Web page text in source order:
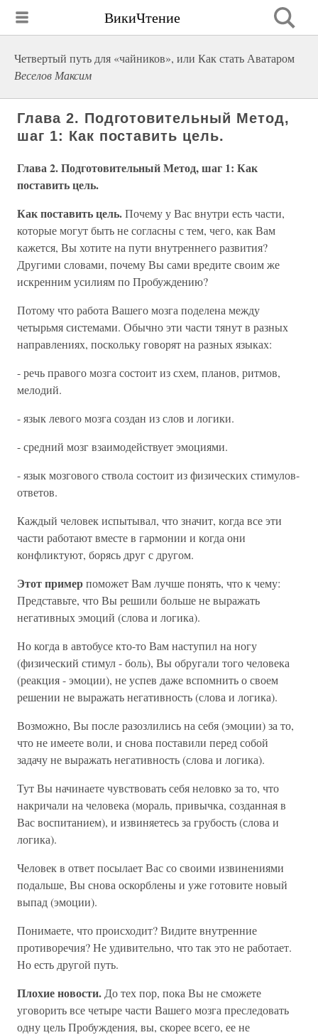
ВикиЧтение
Четвертый путь для «чайников», или Как стать Аватаром
Веселов Максим
Глава 2. Подготовительный Метод,
шаг 1: Как поставить цель.
Глава 2. Подготовительный Метод, шаг 1: Как
поставить цель.
Как поставить цель.Почему у Вас внутри есть части,
которые могут быть не согласны с тем, чего, как Вам
кажется, Вы хотите на пути внутреннего развития?
Другими словами, почему Вы сами вредите своим же
искренним усилиям по Пробуждению?
Потому что работа Вашего мозга поделена между
четырьмя системами. Обычно эти части тянут в разных
направлениях, поскольку говорят на разных языках:
- речь правого мозга состоит из схем, планов, ритмов,
мелодий.
- язык левого мозга создан из слов и логики.
- средний мозг взаимодействует эмоциями.
- язык мозгового ствола состоит из физических стимулов-
ответов.
Каждый человек испытывал, что значит, когда все эти
части работают вместе в гармонии и когда они
конфликтуют, борясь друг с другом.
Этот примерпоможет Вам лучше понять, что к чему:
Представьте, что Вы решили больше не выражать
негативных эмоций (слова и логика).
Но когда в автобусе кто-то Вам наступил на ногу
(физический стимул - боль), Вы обругали того человека
(реакция - эмоции), не успев даже вспомнить о своем
решении не выражать негативность (слова и логика).
Возможно, Вы после разозлились на себя (эмоции) за то,
что не имеете воли, и снова поставили перед собой
задачу не выражать негативность (слова и логика).
Тут Вы начинаете чувствовать себя неловко за то, что
накричали на человека (мораль, привычка, созданная в
Вас воспитанием), и извиняетесь за грубость (слова и
логика).
Человек в ответ посылает Вас со своими извинениями
подальше, Вы снова оскорблены и уже готовите новый
выпад (эмоции).
Понимаете, что происходит? Видите внутренние
противоречия? Не удивительно, что так это не работает.
Но есть другой путь.
Плохие новости. До тех пор, пока Вы не сможете
уговорить все четыре части Вашего мозга преследовать
одну цель Пробуждения, вы, скорее всего, ее не